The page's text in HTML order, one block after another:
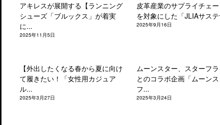
アキレスが展開する【ランニング
シューズ「ブルックス」が着実
に...
2025年11月5日
皮革産業のサプライチェ
を対象にした「JLIAサス
2025年9月16日
【外出したくなる春から夏に向け
て履きたい！「女性用カジュア
ル...
2025年3月27日
ムーンスター、スターフ
とのコラボ企画「ムーン
フ...
2025年3月24日